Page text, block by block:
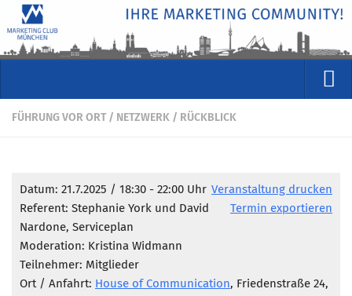
VERANSTALTUNGEN
Veranstaltungsformate
STUDIO
ÜBER
Wer wir sind
FÜHRUNG VOR ORT / NETZWERK / RÜCKBLICK
Veranstaltung drucken
Termin exportieren
Datum: 21.7.2025 / 18:30 - 22:00 Uhr
Referent: Stephanie York und David
Nardone, Serviceplan
Moderation: Kristina Widmann
Teilnehmer: Mitglieder
Ort / Anfahrt: House of Communication, Friedenstraße 24,